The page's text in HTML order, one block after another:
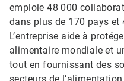
emploie 48 000
dans plus de 170 pays et
L’entreprise aide à
alimentaire mondiale et
tout en fournissant des